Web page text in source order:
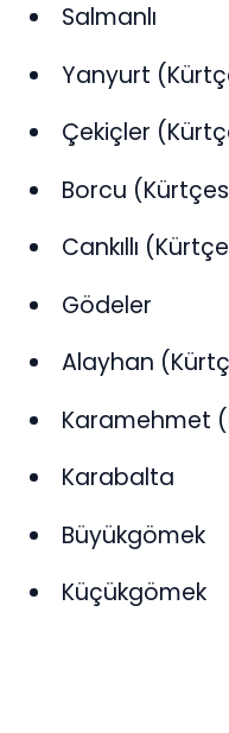
Salmanlı
Yanyurt
Çekiçler
Borcu
Cankıllı
Gödeler
Alayhan
Karamehmet
Karabalta
Büyükgömek
Küçükgömek